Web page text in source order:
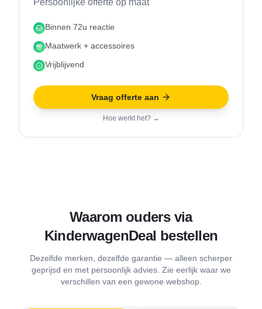
Persoonlijke offerte op maat
Binnen 72u reactie
Maatwerk + accessoires
Vrijblijvend
Vraag offerte aan
Hoe werkt het? →
Waarom ouders via
KinderwagenDeal bestellen
Dezelfde merken, dezelfde garantie — alleen scherper
geprijsd en met persoonlijk advies. Zie eerlijk waar we
verschillen van een gewone webshop.